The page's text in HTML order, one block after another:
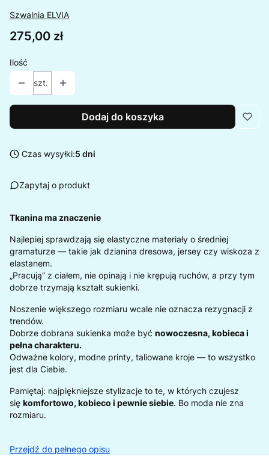
Szwalnia ELVIA
Cena
275,00 zł
Ilość
szt.
Dodaj do koszyka
Czas wysyłki:5 dni
Zapytaj o produkt
Tkanina ma znaczenie
Najlepiej sprawdzają się elastyczne materiały o średniej
gramaturze — takie jak dzianina dresowa, jersey czy wiskoza z
elastanem.
„Pracują” z ciałem, nie opinają i nie krępują ruchów, a przy tym
dobrze trzymają kształt sukienki.
Noszenie większego rozmiaru wcale nie oznacza rezygnacji z
trendów.
Dobrze dobrana sukienka może być nowoczesna, kobieca i
pełna charakteru.
Odważne kolory, modne printy, taliowane kroje — to wszystko
jest dla Ciebie.
Pamiętaj: najpiękniejsze stylizacje to te, w których czujesz
się komfortowo, kobieco i pewnie siebie. Bo moda nie zna
rozmiaru.
Przejdź do pełnego opisu